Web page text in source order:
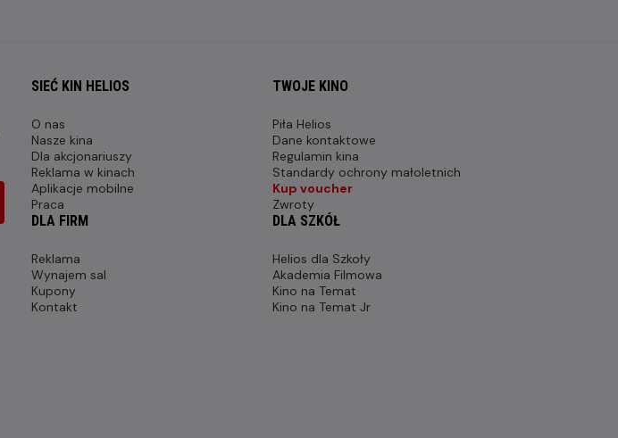
SIEĆ KIN HELIOS
O nas
Nasze kina
Dla akcjonariuszy
Reklama w kinach
Aplikacje mobilne
Praca
TWOJE KINO
Piła Helios
Dane kontaktowe
Regulamin kina
Standardy ochrony małoletnich
Kup voucher
Zwroty
DLA FIRM
Reklama
Wynajem sal
Kupony
Kontakt
DLA SZKÓŁ
Helios dla Szkoły
Akademia Filmowa
Kino na Temat
Kino na Temat Jr